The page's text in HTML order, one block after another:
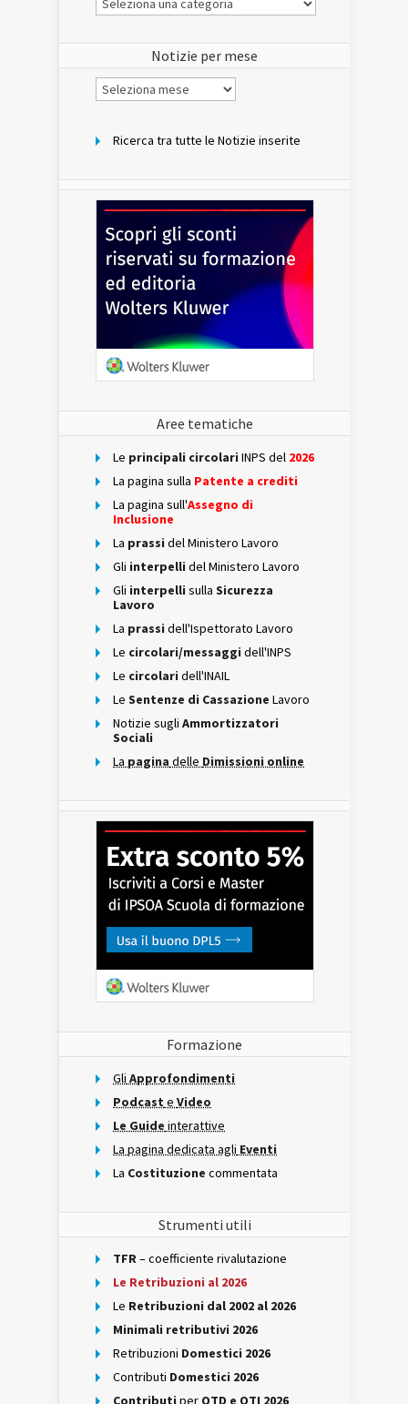
Notizie
Notizie per mese
Notizie
per
Ricerca tra tutte le Notizie inserite
Aree tematiche
Le principali circolari INPS del 2026
La pagina sulla Patente a crediti
La pagina sull'Assegno di
Inclusione
La prassi del Ministero Lavoro
Gli interpelli del Ministero Lavoro
Gli interpelli sulla Sicurezza
Lavoro
La prassi dell'Ispettorato Lavoro
Le circolari/messaggi dell'INPS
Le circolari dell'INAIL
Le Sentenze di Cassazione Lavoro
Notizie sugli Ammortizzatori
Sociali
La pagina delle Dimissioni online
Formazione
Gli Approfondimenti
Podcast e Video
Le Guide interattive
La pagina dedicata agli Eventi
La Costituzione commentata
Strumenti utili
TFR– coefficiente rivalutazione
Le Retribuzioni al 2026
Le Retribuzioni dal 2002 al 2026
Minimali retributivi 2026
Retribuzioni Domestici 2026
Contributi Domestici 2026
Contributi per OTD e OTI 2026